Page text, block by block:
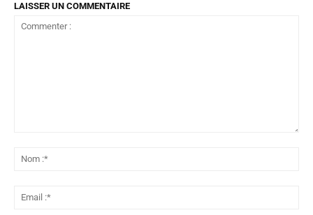
LAISSER UN COMMENTAIRE